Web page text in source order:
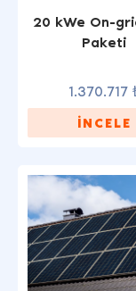
20 kWe On-
Paketi
1.370.717
İNCELE